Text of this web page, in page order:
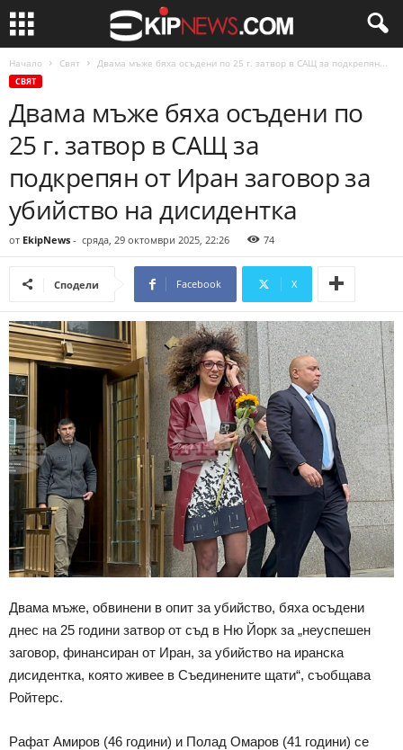
Начало Свят Двама мъже бяха осъдени по 25 г. затвор в САЩ за подкрепян...
СВЯТ
Двама мъже бяха осъдени по
25 г. затвор в САЩ за
подкрепян от Иран заговор за
убийство на дисидентка
от EkipNews - сряда, 29 октомври 2025, 22:26 74
Сподели Facebook X
Двама мъже, обвинени в опит за убийство, бяха осъдени
днес на 25 години затвор от съд в Ню Йорк за „неуспешен
заговор, финансиран от Иран, за убийство на иранска
дисидентка, която живее в Съединените щати“, съобщава
Ройтерс.
Рафат Амиров (46 години) и Полад Омаров (41 години) се